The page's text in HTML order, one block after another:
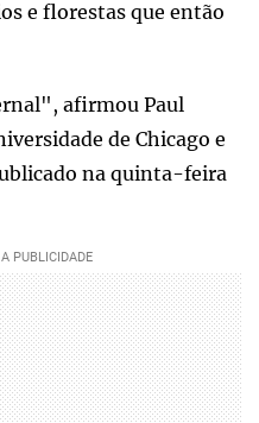
e florestas que então
afirmou Paul
de Chicago e
na quinta-feira